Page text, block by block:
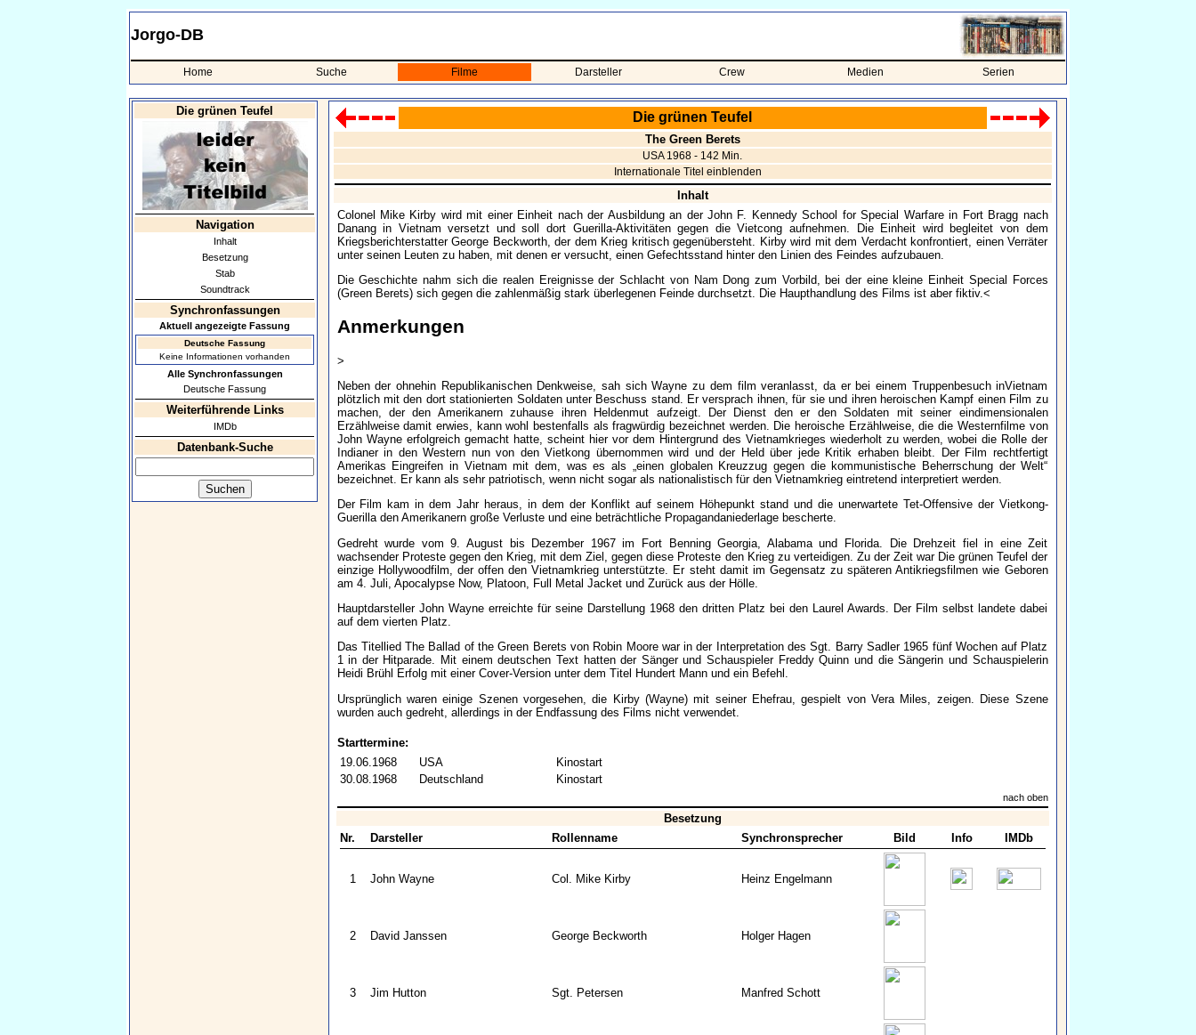
Jorgo-DB
Home Suche Filme Darsteller Crew Medien Serien
Die grünen Teufel
Navigation
Inhalt
Besetzung
Stab
Soundtrack
Synchronfassungen
Aktuell angezeigte Fassung
Deutsche Fassung
Keine Informationen vorhanden
Alle Synchronfassungen
Deutsche Fassung
Weiterführende Links
IMDb
Datenbank-Suche
Die grünen Teufel
The Green Berets
USA 1968 - 142 Min.
Internationale Titel einblenden
Inhalt
Colonel Mike Kirby wird mit einer Einheit nach der Ausbildung an der John F. Kennedy School for Special Warfare in Fort Bragg nach
Danang in Vietnam versetzt und soll dort Guerilla-Aktivitäten gegen die Vietcong aufnehmen. Die Einheit wird begleitet von dem
Kriegsberichterstatter George Beckworth, der dem Krieg kritisch gegenübersteht. Kirby wird mit dem Verdacht konfrontiert, einen Verräter
unter seinen Leuten zu haben, mit denen er versucht, einen Gefechtsstand hinter den Linien des Feindes aufzubauen.
Die Geschichte nahm sich die realen Ereignisse der Schlacht von Nam Dong zum Vorbild, bei der eine kleine Einheit Special Forces
(Green Berets) sich gegen die zahlenmäßig stark überlegenen Feinde durchsetzt. Die Haupthandlung des Films ist aber fiktiv.<
Anmerkungen
>
Neben der ohnehin Republikanischen Denkweise, sah sich Wayne zu dem film veranlasst, da er bei einem Truppenbesuch inVietnam
plötzlich mit den dort stationierten Soldaten unter Beschuss stand. Er versprach ihnen, für sie und ihren heroischen Kampf einen Film zu
machen, der den Amerikanern zuhause ihren Heldenmut aufzeigt. Der Dienst den er den Soldaten mit seiner eindimensionalen
Erzählweise damit erwies, kann wohl bestenfalls als fragwürdig bezeichnet werden. Die heroische Erzählweise, die die Westernfilme von
John Wayne erfolgreich gemacht hatte, scheint hier vor dem Hintergrund des Vietnamkrieges wiederholt zu werden, wobei die Rolle der
Indianer in den Western nun von den Vietkong übernommen wird und der Held über jede Kritik erhaben bleibt. Der Film rechtfertigt
Amerikas Eingreifen in Vietnam mit dem, was es als „einen globalen Kreuzzug gegen die kommunistische Beherrschung der Welt“
bezeichnet. Er kann als sehr patriotisch, wenn nicht sogar als nationalistisch für den Vietnamkrieg eintretend interpretiert werden.
Der Film kam in dem Jahr heraus, in dem der Konflikt auf seinem Höhepunkt stand und die unerwartete Tet-Offensive der Vietkong-
Guerilla den Amerikanern große Verluste und eine beträchtliche Propagandaniederlage bescherte.
Gedreht wurde vom 9. August bis Dezember 1967 im Fort Benning Georgia, Alabama und Florida. Die Drehzeit fiel in eine Zeit
wachsender Proteste gegen den Krieg, mit dem Ziel, gegen diese Proteste den Krieg zu verteidigen. Zu der Zeit war Die grünen Teufel der
einzige Hollywoodfilm, der offen den Vietnamkrieg unterstützte. Er steht damit im Gegensatz zu späteren Antikriegsfilmen wie Geboren
am 4. Juli, Apocalypse Now, Platoon, Full Metal Jacket und Zurück aus der Hölle.
Hauptdarsteller John Wayne erreichte für seine Darstellung 1968 den dritten Platz bei den Laurel Awards. Der Film selbst landete dabei
auf dem vierten Platz.
Das Titellied The Ballad of the Green Berets von Robin Moore war in der Interpretation des Sgt. Barry Sadler 1965 fünf Wochen auf Platz
1 in der Hitparade. Mit einem deutschen Text hatten der Sänger und Schauspieler Freddy Quinn und die Sängerin und Schauspielerin
Heidi Brühl Erfolg mit einer Cover-Version unter dem Titel Hundert Mann und ein Befehl.
Ursprünglich waren einige Szenen vorgesehen, die Kirby (Wayne) mit seiner Ehefrau, gespielt von Vera Miles, zeigen. Diese Szene
wurden auch gedreht, allerdings in der Endfassung des Films nicht verwendet.
Starttermine:
19.06.1968
USA
Kinostart
30.08.1968
Deutschland Kinostart
nach oben
Besetzung
Nr.
Darsteller Rollenname Synchronsprecher Bild Info IMDb
1 John Wayne Col. Mike Kirby Heinz Engelmann
2 David Janssen George Beckworth Holger Hagen
3 Jim Hutton Sgt. Petersen Manfred Schott